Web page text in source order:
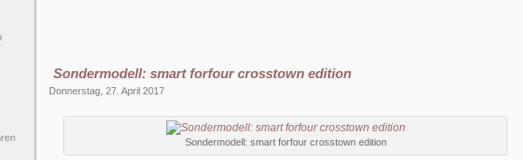
Sondermodell: smart forfour crosstown edition
Donnerstag, 27. April 2017
Sondermodell: smart forfour crosstown edition